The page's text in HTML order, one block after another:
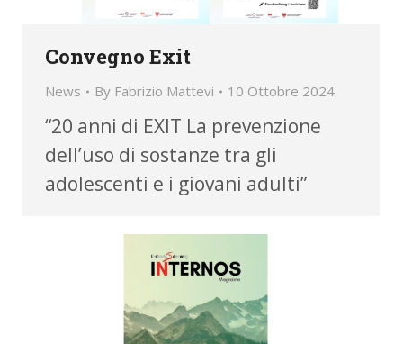
Convegno Exit
News By Fabrizio Mattevi 10 Ottobre 2024
“20 anni di EXIT La prevenzione
dell’uso di sostanze tra gli
adolescenti e i giovani adulti”